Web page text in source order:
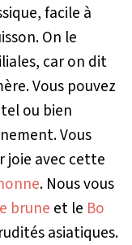
facile à
On le
car on dit
Vous pouvez
ou bien
Vous
joie avec cette
. Nous vous
brune et le Bo
asiatiques.